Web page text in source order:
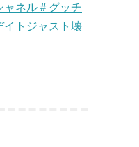
ャネル＃グッチ
イトジャスト壊